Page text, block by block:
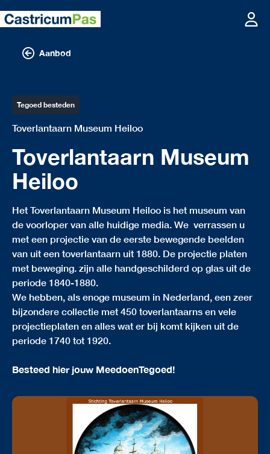
Aanbod
Tegoed besteden
Toverlantaarn Museum Heiloo
Toverlantaarn Museum
Heiloo
Het Toverlantaarn Museum Heiloo is het museum van
de voorloper van alle huidige media. We verrassen u
met een projectie van de eerste bewegende beelden
van uit een toverlantaarn uit 1880. De projectie platen
met beweging. zijn alle handgeschilderd op glas uit de
periode 1840-1880.
We hebben, als enoge museum in Nederland, een zeer
bijzondere collectie met 450 toverlantaarns en vele
projectieplaten en alles wat er bij komt kijken uit de
periode 1740 tot 1920.
Besteed hier jouw MeedoenTegoed!